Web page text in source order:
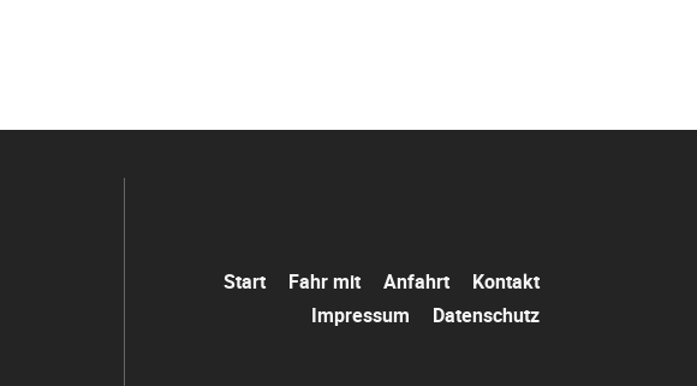
Start Fahr mit Anfahrt
Kontakt
Impressum
Datenschutz